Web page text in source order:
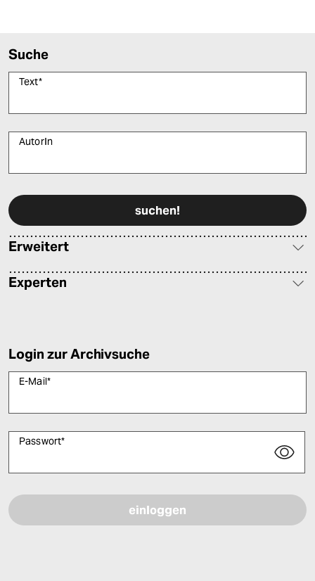
Suche
Text*
AutorIn
Erweitert
Experten
Login zur Archivsuche
E-Mail*
Passwort*